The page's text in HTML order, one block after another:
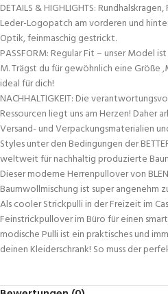
DETAILS & HIGHLIGHTS:
Leder-Logopatch am vorderen und
Optik, feinmaschig gestrickt.
PASSFORM: Regular Fit – unser Model
M. Trägst du für gewöhnlich eine Größe
ideal für dich!
NACHHALTIGKEIT: Die
Ressourcen liegt uns am Herzen! Daher
Versand- und Verpackungsmaterialien
Styles unter den Bedingungen der
weltweit für nachhaltig produzierte
Dieser moderne Herrenpullover von
Baumwollmischung ist super angenehm
Als cooler Strickpulli in der Freizeit im
Feinstrickpullover im Büro für einen
modische Pulli ist ein praktisches und
deinen Kleiderschrank! So muss der